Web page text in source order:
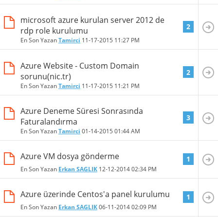
microsoft azure kurulan server 2012 de
rdp role kurulumu
En Son YazanTamirci 11-17-2015 11:27 PM
2
Azure Website - Custom Domain
sorunu(nic.tr)
En Son YazanTamirci 11-17-2015 11:21 PM
2
Azure Deneme Süresi Sonrasında
Faturalandırma
En Son YazanTamirci 01-14-2015 01:44 AM
3
Azure VM dosya gönderme
En Son Yazan Erkan SAGLIK 12-12-201402:34 PM
1
Azure üzerinde Centos'a panel kurulumu
En Son Yazan Erkan SAGLIK06-11-201402:09 PM
1